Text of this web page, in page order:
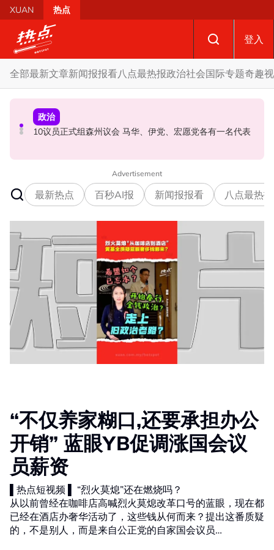
Skip to main content
XUAN 热点
登入
全部最新文章新闻报报看八点最热报政治社会国际专题奇趣
政治
昨反贪会总部录供身体不适急送院 沙比里案件延至827提
政治
蓝潮或冲击槟州政治版图 学者：希盟三分之二执政优势恐
政治
10议员正式组森州议会 马华、伊党、宏愿党各有一名代表
Advertisement
最新热点 百秒AI报 新闻报报看 八点最热报
“不仅养家糊口,还要承担办公
开销” 蓝眼YB促调涨国会议
员薪资
▌热点短视频 ▌ “烈火莫熄”还在燃烧吗？
从以前曾经在咖啡店高喊烈火莫熄改革口号的蓝眼，现在都
已经在酒店办奢华活动了，这些钱从何而来？提出这番质疑
的，不是别人，而是来自公正党的自家国会议员…